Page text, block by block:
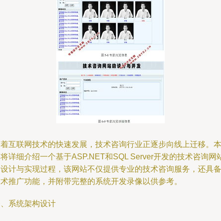
互联网技术的快速发展，技术咨询行业正逐步向线上迁移。本
详细介绍一个基于ASP.NET和SQL Server开发的技术咨询网
计与实现过程，该网站不仅提供专业的技术咨询服务，还具备
推广功能，并附带完整的系统开发录像以供参考。
系统架构设计